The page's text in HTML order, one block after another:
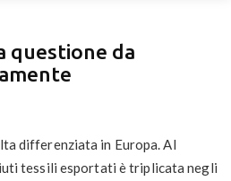
questione da
differenziata in Europa. Al
tessili esportati è triplicata negli